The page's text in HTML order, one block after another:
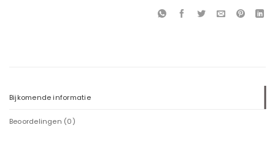
Bijkomende informatie
Beoordelingen (0)